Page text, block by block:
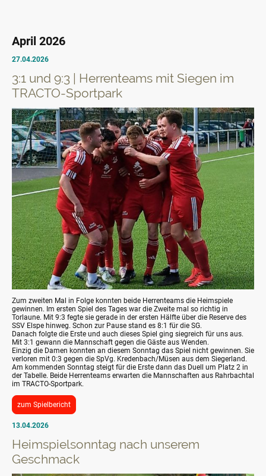
April 2026
13.04.2026
Heimspielsonntag nach unserem
Geschmack
27.04.2026
3:1 und 9:3 | Herrenteams mit Siegen im
TRACTO-Sportpark
Zum zweiten Mal in Folge konnten beide Herrenteams die Heimspiele
gewinnen. Im ersten Spiel des Tages war die Zweite mal so richtig in
Torlaune. Mit 9:3 fegte sie gerade in der ersten Hälfte über die Reserve des
SSV Elspe hinweg. Schon zur Pause stand es 8:1 für die SG.
Danach folgte die Erste und auch dieses Spiel ging siegreich für uns aus.
Mit 3:1 gewann die Mannschaft gegen die Gäste aus Wenden.
Einzig die Damen konnten an diesem Sonntag das Spiel nicht gewinnen. Sie
verloren mit 0:3 gegen die SpVg. Kredenbach/Müsen aus dem Siegerland.
Am kommenden Sonntag steigt für die Erste dann das Duell um Platz 2 in
der Tabelle. Beide Herrenteams erwarten die Mannschaften aus Rahrbachtal
im TRACTO-Sportpark.
zum Spielbericht